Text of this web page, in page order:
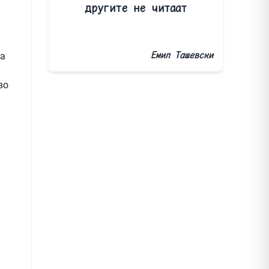
другите не читаат
Емил Ташевски